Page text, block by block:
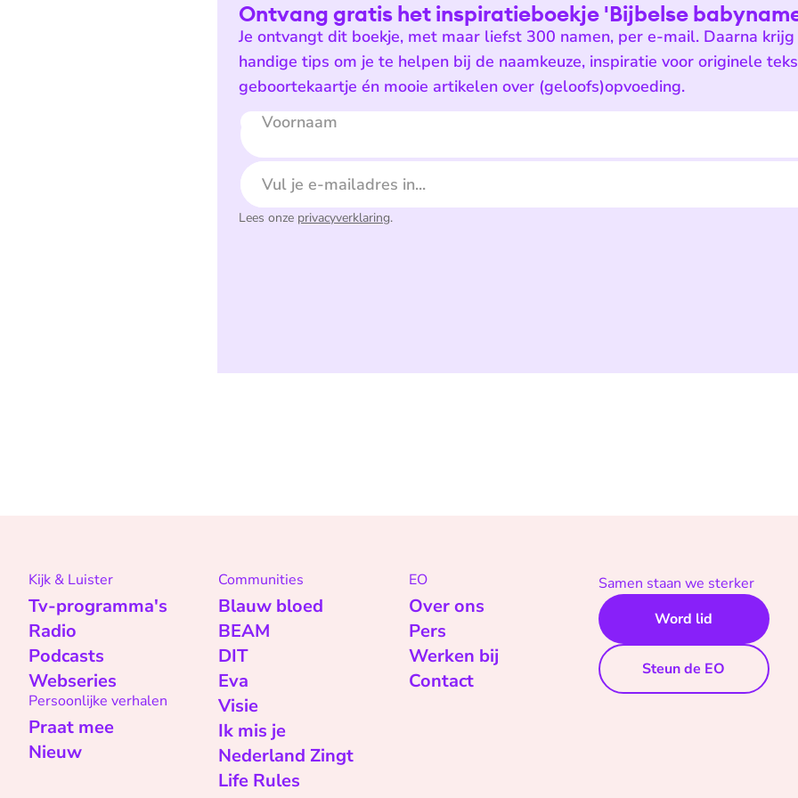
Ontvang gratis het inspiratieboekje 'Bijbelse
Je ontvangt dit boekje, met maar liefst 300 namen, per e-mail. Daarna
handige tips om je te helpen bij de naamkeuze, inspiratie voor originele
geboortekaartje én mooie artikelen over (geloofs)opvoeding.
Voornaam
E-mailadres
Lees onze privacyverklaring.
Kijk & Luister
Tv-programma's
Radio
Podcasts
Webseries
Persoonlijke verhalen
Praat mee
Nieuw
Communities
Blauw bloed
BEAM
DIT
Eva
Visie
Ik mis je
Nederland Zingt
Life Rules
EO
Over ons
Pers
Werken bij
Contact
Samen staan we sterker
Word lid
Steun de EO